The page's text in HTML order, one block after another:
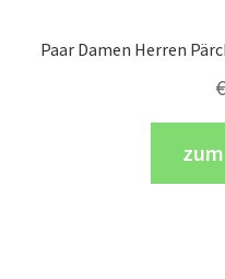
Paar Damen Herren
€